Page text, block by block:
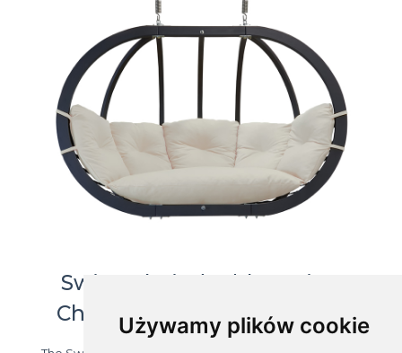
Używamy plików cookie
Swing chair double, Swing
Chair Double antracyt krem